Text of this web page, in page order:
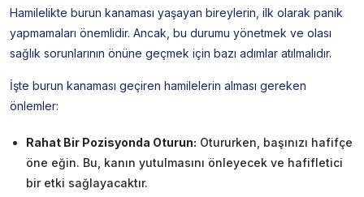
Hamilelikte burun kanaması yaşayan bireylerin, ilk olarak panik
yapmamaları önemlidir. Ancak, bu durumu yönetmek ve olası
sağlık sorunlarının önüne geçmek için bazı adımlar atılmalıdır.
İşte burun kanaması geçiren hamilelerin alması gereken
önlemler:
Rahat Bir Pozisyonda Oturun: Otururken, başınızı hafifçe
öne eğin. Bu, kanın yutulmasını önleyecek ve hafifletici
bir etki sağlayacaktır.